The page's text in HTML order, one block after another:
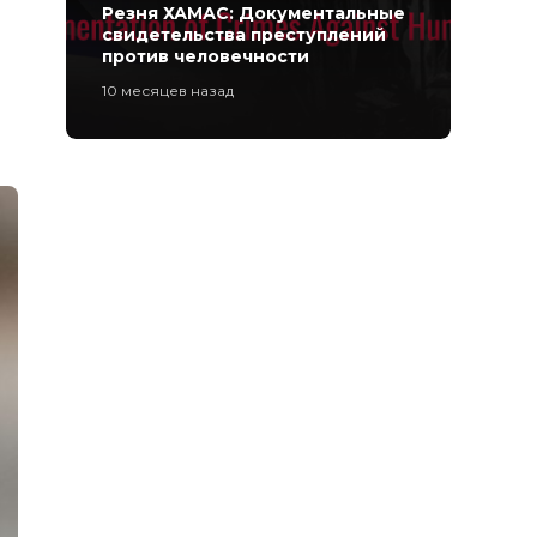
Резня ХАМАС: Документальные
свидетельства преступлений
против человечности
10 месяцев назад